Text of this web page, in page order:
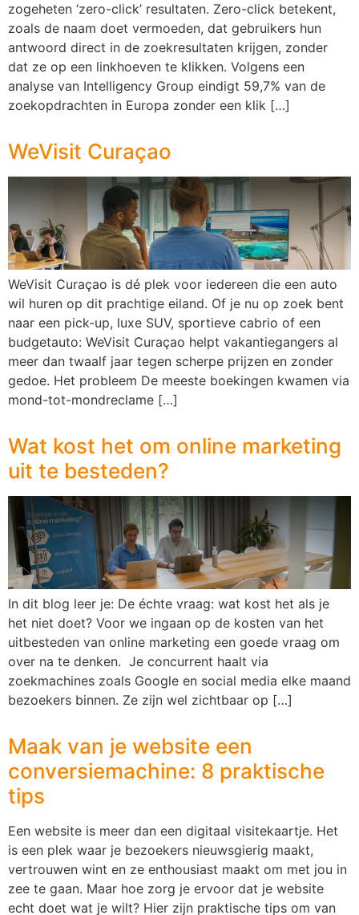
zogeheten ‘zero-click’ resultaten. Zero-click betekent,
zoals de naam doet vermoeden, dat gebruikers hun
antwoord direct in de zoekresultaten krijgen, zonder
dat ze op een linkhoeven te klikken. Volgens een
analyse van Intelligency Group eindigt 59,7% van de
zoekopdrachten in Europa zonder een klik […]
WeVisit Curaçao
WeVisit Curaçao is dé plek voor iedereen die een auto
wil huren op dit prachtige eiland. Of je nu op zoek bent
naar een pick-up, luxe SUV, sportieve cabrio of een
budgetauto: WeVisit Curaçao helpt vakantiegangers al
meer dan twaalf jaar tegen scherpe prijzen en zonder
gedoe. Het probleem De meeste boekingen kwamen via
mond-tot-mondreclame […]
Wat kost het om online marketing
uit te besteden?
In dit blog leer je: De échte vraag: wat kost het als je
het niet doet? Voor we ingaan op de kosten van het
uitbesteden van online marketing een goede vraag om
over na te denken. Je concurrent haalt via
zoekmachines zoals Google en social media elke maand
bezoekers binnen. Ze zijn wel zichtbaar op […]
Maak van je website een
conversiemachine: 8 praktische
tips
Een website is meer dan een digitaal visitekaartje. Het
is een plek waar je bezoekers nieuwsgierig maakt,
vertrouwen wint en ze enthousiast maakt om met jou in
zee te gaan. Maar hoe zorg je ervoor dat je website
echt doet wat je wilt? Hier zijn praktische tips om van